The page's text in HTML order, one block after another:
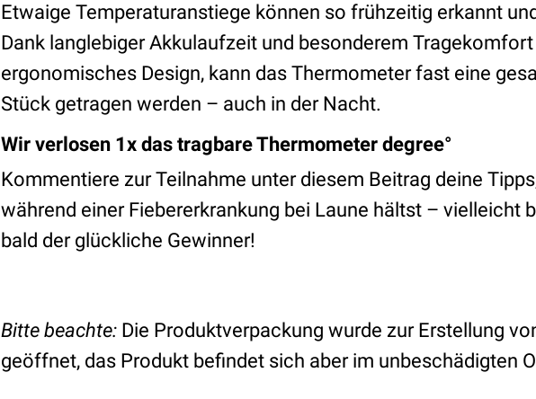
Etwaige Temperaturanstiege können so frühzeitig erkannt
Dank langlebiger Akkulaufzeit und besonderem
ergonomisches Design, kann das Thermometer fast eine
Stück getragen werden – auch in der Nacht.
Wir verlosen 1x das tragbare Thermometer degree°
Kommentiere zur Teilnahme unter diesem Beitrag deine
während einer Fiebererkrankung bei Laune hältst – vielleicht
bald der glückliche Gewinner!
Bitte beachte: Die Produktverpackung wurde zur Erstellung
geöffnet, das Produkt befindet sich aber im unbeschädigten